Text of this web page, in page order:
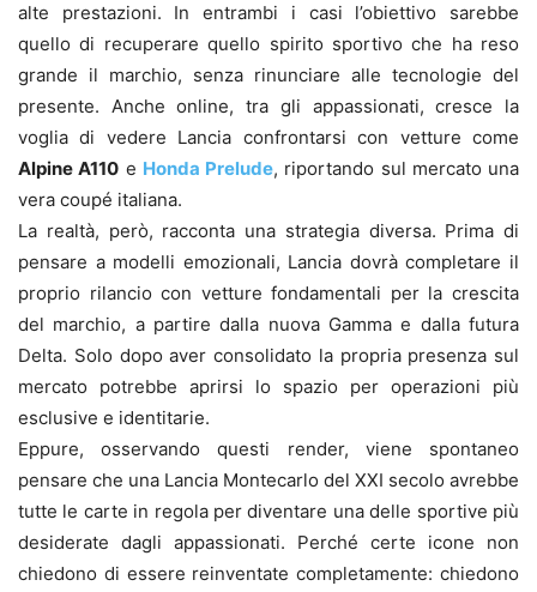
alte prestazioni. In entrambi i casi l’obiettivo sarebbe
quello di recuperare quello spirito sportivo che ha reso
grande il marchio, senza rinunciare alle tecnologie del
presente. Anche online, tra gli appassionati, cresce la
voglia di vedere Lancia confrontarsi con vetture come
Alpine A110 e Honda Prelude, riportando sul mercato una
vera coupé italiana.
La realtà, però, racconta una strategia diversa. Prima di
pensare a modelli emozionali, Lancia dovrà completare il
proprio rilancio con vetture fondamentali per la crescita
del marchio, a partire dalla nuova Gamma e dalla futura
Delta. Solo dopo aver consolidato la propria presenza sul
mercato potrebbe aprirsi lo spazio per operazioni più
esclusive e identitarie.
Eppure, osservando questi render, viene spontaneo
pensare che una Lancia Montecarlo del XXI secolo avrebbe
tutte le carte in regola per diventare una delle sportive più
desiderate dagli appassionati. Perché certe icone non
chiedono di essere reinventate completamente: chiedono